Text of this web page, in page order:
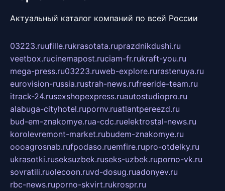
Актуальный каталог компаний по всей России
03223.ruufille.rukrasotata.ruprazdnikdushi.ru
veetbox.rucinemapost.ruciam-fr.rukraft-you.ru
mega-press.ru03223.ruweb-explore.rurastenuya.ru
eurovision-russia.rustrah-news.rufreeride-team.ru
itrack-24.rusexshopexpress.ruautostudiopro.ru
alabuga-cityhotel.rupornv.ruatlantpereezd.ru
bud-em-znakomye.rua-cdc.ruelektrostal-news.ru
korolevremont-market.rubudem-znakomye.ru
oooagrosnab.rufpodaso.ruemfire.rupro-otdelky.ru
ukrasotki.ruseksuzbek.ruseks-uzbek.ruporno-vk.ru
sovratili.ruolecoon.ruvd-dosug.ruadonyev.ru
rbc-news.ruporno-skvirt.rukrospr.ru